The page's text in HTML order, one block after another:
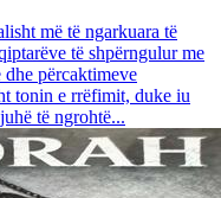
më të ngarkuara të
të shpërngulur me
përcaktimeve
tonin e rrëfimit, duke iu
të ngrohtë...